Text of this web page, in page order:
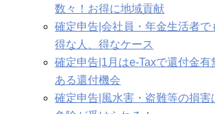
数々！お得に地域貢献
確定申告|会社員・年金生活者で
得な人、得なケース
確定申告|1月はe-Taxで還付金有
ある還付機会
確定申告|風水害・盗難等の損害